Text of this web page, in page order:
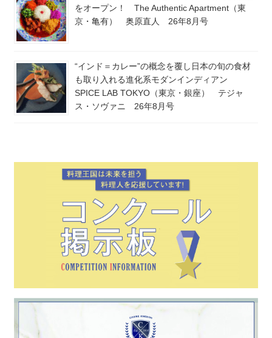
をオープン！ The Authentic Apartment（東
京・亀有） 奥原直人 26年8月号
“インド＝カレー”の概念を覆し日本の旬の食材
も取り入れる進化系モダンインディアン
SPICE LAB TOKYO（東京・銀座） テジャ
ス・ソヴァニ 26年8月号